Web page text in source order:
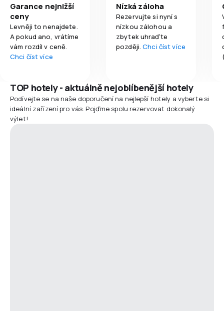
Garance nejnižší
ceny
Levněji to nenajdete.
A pokud ano, vrátíme
vám rozdíl v ceně.
Chci číst více
Nízká záloha
Rezervujte si nyní s
nízkou zálohou a
zbytek uhraďte
později.Chci číst více
TOP hotely - aktuálně nejoblíbenější hotely
Podívejte se na naše doporučení na nejlepší hotely a vyberte si
ideální zařízení pro vás. Pojďme spolu rezervovat dokonalý
výlet!